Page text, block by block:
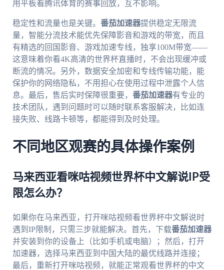
用平板看腾讯体育的赛事回放，互不影响。
稳定性和流量也是关键。 番茄加速器提供稳定无限流
量，智能分流技术能优先保障影音和游戏的带宽，而且
有精选的回国影音、游戏加速专线，独享100M带宽——
这意味着你看4K高清的世界杯直播时，不会出现缓冲或
断流的情况。另外，数据安全加密和专线传输功能，能
保护你的网络隐私，不用担心在使用过程中泄露个人信
息。最后，售后实时保障很重要， 番茄加速器有专业的
技术团队，遇到问题时可以随时联系客服解决，比如连
接失败、线路卡顿等，都能得到及时处理。
不同地区观赛的具体操作案例
马来西亚看咪咕视频世界杯中文解说IP受
限怎么办？
如果你在马来西亚，打开咪咕视频看世界杯中文解说时
遇到IP限制，只需三步就能解决。首先，下载番茄加速器
并安装到你的设备上（比如手机或电脑）；然后，打开
加速器，选择马来西亚到中国大陆的最优线路并连接；
最后，重新打开咪咕视频，就能正常观看世界杯的中文